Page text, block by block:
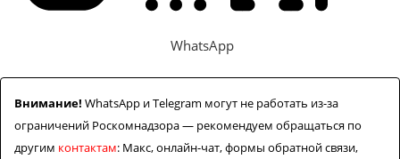
WhatsApp
Внимание! WhatsApp и Telegram могут не работать из-за
ограничений Роскомнадзора — рекомендуем обращаться по
другим контактам: Макс, онлайн-чат, формы обратной связи,